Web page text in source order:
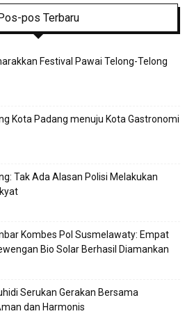
pos Terbaru
Festival Pawai Telong-Telong
Kota Padang menuju Kota Gastronomi
Tak Ada Alasan Polisi Melakukan
Kombes Pol Susmelawaty: Empat
Bio Solar Berhasil Diamankan
Serukan Gerakan Bersama
dan Harmonis